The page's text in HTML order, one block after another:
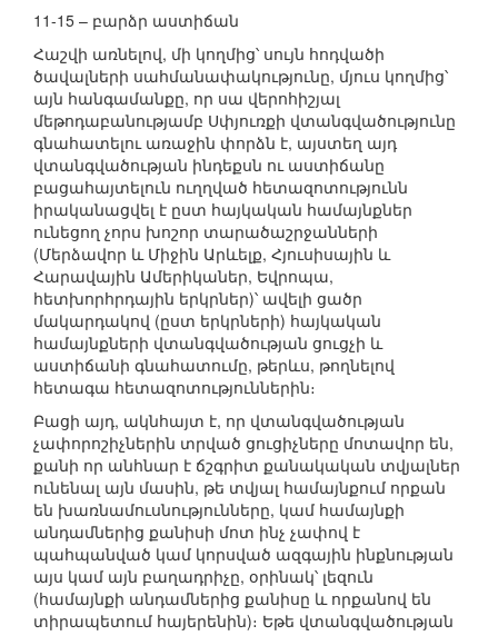
11-15 – բարձր աստիճան
Հաշվի առնելով, մի կողմից՝ սույն հոդվածի
ծավալների սահմանափակությունը, մյուս կողմից՝
այն հանգամանքը, որ սա վերոհիշյալ
մեթոդաբանությամբ Սփյուռքի վտանգվածությունը
գնահատելու առաջին փորձն է, այստեղ այդ
վտանգվածության ինդեքսն ու աստիճանը
բացահայտելուն ուղղված հետազոտությունն
իրականացվել է ըստ հայկական համայնքներ
ունեցող չորս խոշոր տարածաշրջանների
(Մերձավոր և Միջին Արևելք, Հյուսիսային և
Հարավային Ամերիկաներ, Եվրոպա,
հետխորհրդային երկրներ)՝ ավելի ցածր
մակարդակով (ըստ երկրների) հայկական
համայնքների վտանգվածության ցուցչի և
աստիճանի գնահատումը, թերևս, թողնելով
հետագա հետազոտություններին։
Բացի այդ, ակնհայտ է, որ վտանգվածության
չափորոշիչներին տրված ցուցիչները մոտավոր են,
քանի որ անհնար է ճշգրիտ քանակական տվյալներ
ունենալ այն մասին, թե տվյալ համայնքում որքան
են խառնամուսնությունները, կամ համայնքի
անդամներից քանիսի մոտ ինչ չափով է
պահպանված կամ կորսված ազգային ինքնության
այս կամ այն բաղադրիչը, օրինակ՝ լեզուն
(համայնքի անդամներից քանիսը և որքանով են
տիրապետում հայերենին)։ Եթե վտանգվածության